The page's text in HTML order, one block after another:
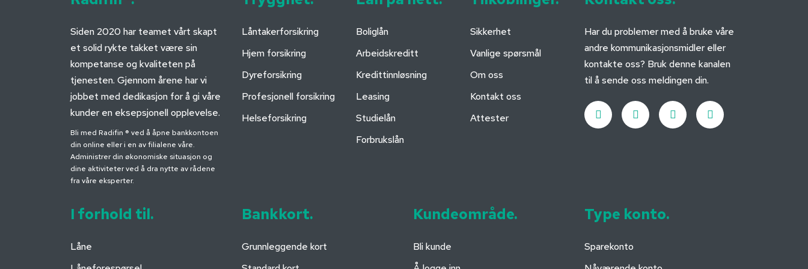
Siden 2020 har teamet vårt skapt
et solid rykte takket være sin
kompetanse og kvaliteten på
tjenesten. Gjennom årene har vi
jobbet med dedikasjon for å gi våre
kunder en eksepsjonell opplevelse.
Bli med Radifin ® ved å åpne bankkontoen
din online eller i en av filialene våre.
Administrer din økonomiske situasjon og
dine aktiviteter ved å dra nytte av rådene
fra våre eksperter.
Låntakerforsikring
Hjem forsikring
Dyreforsikring
Profesjonell forsikring
Helseforsikring
Boliglån
Arbeidskreditt
Kredittinnløsning
Leasing
Studielån
Forbrukslån
Sikkerhet
Vanlige spørsmål
Om oss
Kontakt oss
Attester
Har du problemer med å bruke våre
andre kommunikasjonsmidler eller
kontakte oss? Bruk denne kanalen
til å sende oss meldingen din.
I forhold til.
Låne
Bankkort.
Grunnleggende kort
Kundeområde.
Bli kunde
Type konto.
Sparekonto